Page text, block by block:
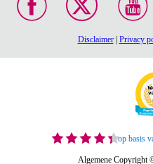
Disclaimer| Privacy
op basis
Algemene Copyright